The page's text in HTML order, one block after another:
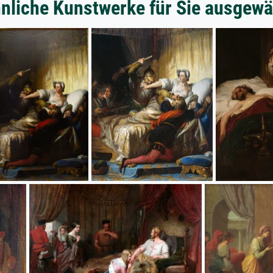
Kunstwerke für Sie